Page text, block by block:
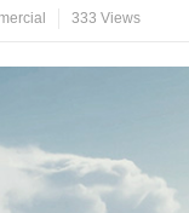
333 Views